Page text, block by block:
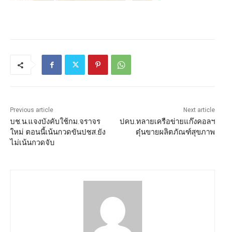
Previous article
บช.น.แจงบังคับใช้กม.จราจร
ใหม่ ตอนนี้เน้นกวดขันปชส.ยัง
ไม่เน้นกวดจับ
Next article
ปคบ.ทลายเครือข่ายแก๊งคอลฯ
ตุ๋นขายผลิตภัณฑ์สุขภาพ